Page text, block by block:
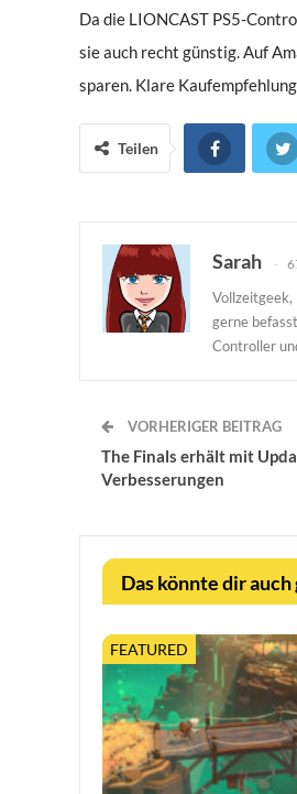
Da die LIONCAST PS5-
sie auch recht günstig. Auf
sparen. Klare
Teilen
Sarah
Vollzeitgeek,
gerne
Controller
VORHERIGER BEITRAG
The Finals erhält mit
Verbesserungen
Das könnte dir
FEATURED